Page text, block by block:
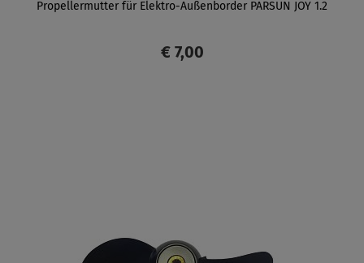
Propellermutter für Elektro-Außenborder PARSUN JOY 1.2
€ 7,00